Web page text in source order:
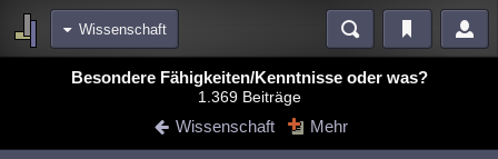
Wissenschaft
Blogs Videos
Chat Wiki Neuigkeiten
Besondere Fähigkeiten/Kenntnisse oder was?
1.369 Beiträge
Wissenschaft Mehr